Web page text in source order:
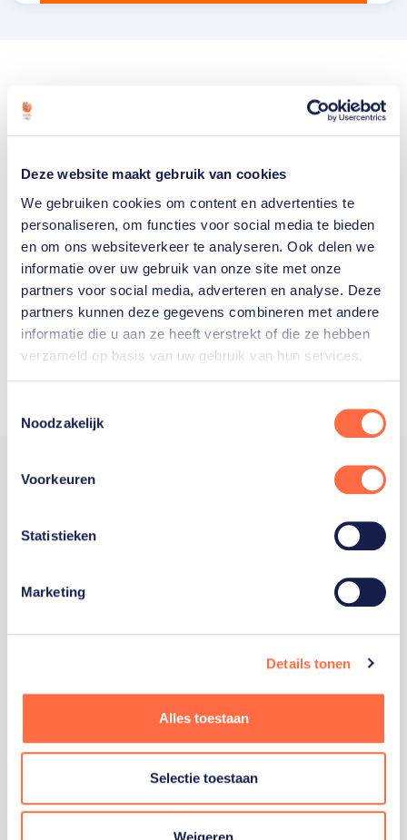
Deze website maakt gebruik van cookies
We gebruiken cookies om content en advertenties te
personaliseren, om functies voor social media te bieden
en om ons websiteverkeer te analyseren. Ook delen we
informatie over uw gebruik van onze site met onze
partners voor social media, adverteren en analyse. Deze
partners kunnen deze gegevens combineren met andere
informatie die u aan ze heeft verstrekt of die ze hebben
verzameld op basis van uw gebruik van hun services.
Noodzakelijk
Voorkeuren
Statistieken
Marketing
Details tonen
Alles toestaan
Selectie toestaan
Welke Nederlanders hebben er
ooit meegedaan aan de
Olympische Spelen?
Trotse hoofdsponsor
Staatsloterij is trotse hoofdsponsor van
sportiefste land van de wereld maken.